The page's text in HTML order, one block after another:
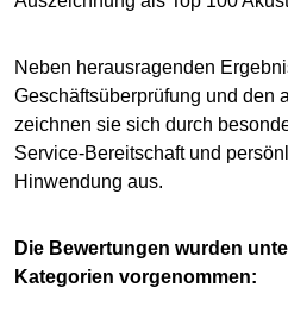
Neben herausragenden
Geschäftsüberprüfung und den
zeichnen sie sich durch
Service-Bereitschaft und
Hinwendung aus.
Die Bewertungen wurden
Kategorien vorgenommen: